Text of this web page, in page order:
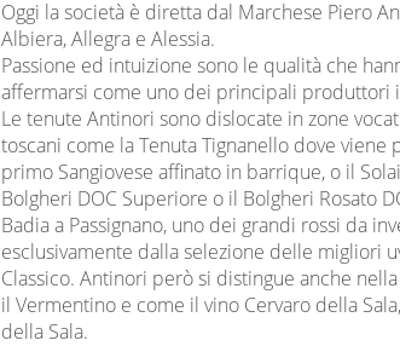
Oggi la società è diretta dal Marchese Piero
Albiera, Allegra e Alessia.
Passione ed intuizione sono le qualità che
affermarsi come uno dei principali produttori
Le tenute Antinori sono dislocate in zone
toscani come la Tenuta Tignanello dove viene
primo Sangiovese affinato in barrique, o il
Bolgheri DOC Superiore o il Bolgheri Rosato
Badia a Passignano, uno dei grandi rossi da
esclusivamente dalla selezione delle migliori
Classico. Antinori però si distingue anche
il Vermentino e come il vino Cervaro della
della Sala.